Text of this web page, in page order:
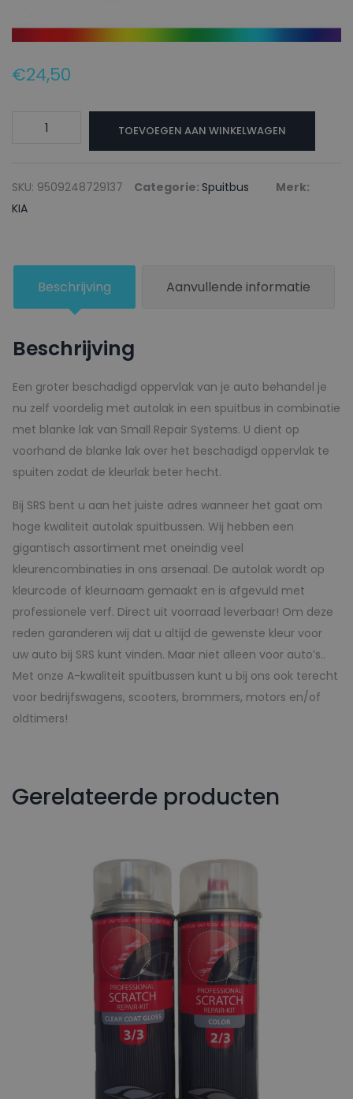
€24,50
Blanke
lak
INTELLIGENCY
-
aantal
TOEVOEGEN AAN WINKELWAGEN
SKU: 9509248729137 Categorie: Spuitbus
Merk:
KIA
Beschrijving Aanvullende informatie
Beschrijving
Een groter beschadigd oppervlak van je auto behandel je
nu zelf voordelig met autolak in een spuitbus in combinatie
met blanke lak van Small Repair Systems. U dient op
voorhand de blanke lak over het beschadigd oppervlak te
spuiten zodat de kleurlak beter hecht.
Bij SRS bent u aan het juiste adres wanneer het gaat om
hoge kwaliteit autolak spuitbussen. Wij hebben een
gigantisch assortiment met oneindig veel
kleurencombinaties in ons arsenaal. De autolak wordt op
kleurcode of kleurnaam gemaakt en is afgevuld met
professionele verf. Direct uit voorraad leverbaar! Om deze
reden garanderen wij dat u altijd de gewenste kleur voor
uw auto bij SRS kunt vinden. Maar niet alleen voor auto’s..
Met onze A-kwaliteit spuitbussen kunt u bij ons ook terecht
voor bedrijfswagens, scooters, brommers, motors en/of
oldtimers!
Gerelateerde producten